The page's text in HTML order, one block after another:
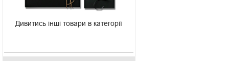
Дивитись інші товари в категорії